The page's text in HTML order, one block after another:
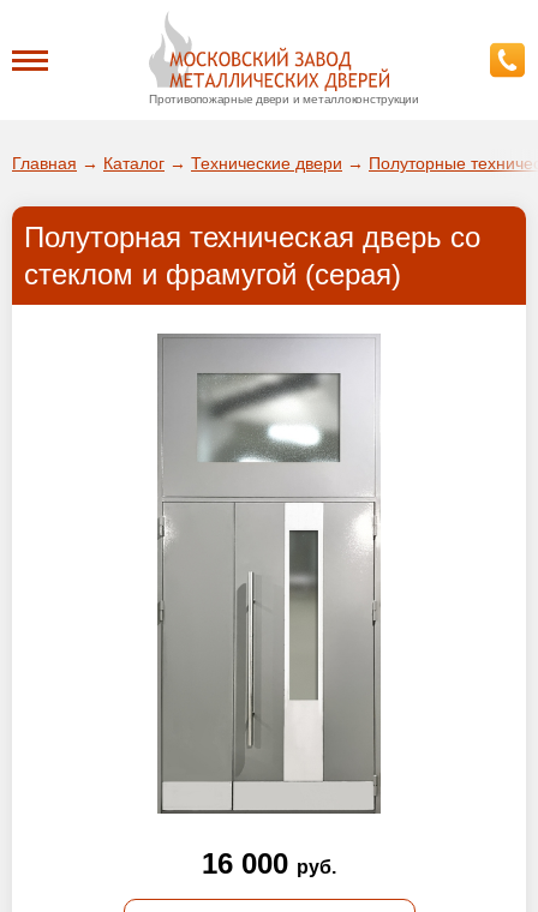
Противопожарные двери и металлоконструкции
ДА!
ВЫБРАТЬ ДРУГОЙ ГОРОД
О заводе
Доставка
ЗАПРОСИТЬ РАСЧЕТ
Закажите звонок
Главная → Каталог → Технические двери → Полуторные
Полуторная техническая дверь со
стеклом и фрамугой (серая)
16 000 руб.